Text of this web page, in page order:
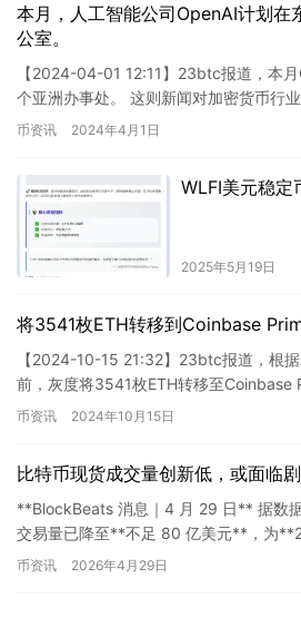
本月，人工智能公司OpenAI计划在
公室。
【2024-04-01 12:11】23btc报道，本
个亚洲办事处。 这则新闻对加密货币行
作为一家人工智能研究机构，并不…
币资讯 2024年4月1日
WLFI美元稳定
2025年5月19日
将3541枚ETH转移到Coinbase
【2024-10-15 21:32】23btc报道，根
前，灰度将3541枚ETH转移至Coinbase
约合923万美元。 …
币资讯 2024年10月15日
比特币现货成交量创新低，或面临
**BlockBeats 消息｜4 月 29 日** 据数
交易量已降至**不足 80 亿美元**，为
平**；同时也显著低…
币资讯 2026年4月29日